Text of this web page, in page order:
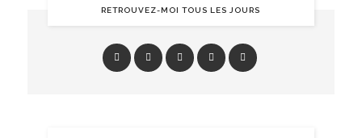
RETROUVEZ-MOI TOUS LES JOURS